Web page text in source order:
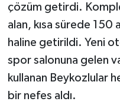
çözüm getirdi.
alan, kısa sürede
haline getirildi. Yeni
spor salonuna gelen
kullanan Beykozlular
bir nefes aldı.